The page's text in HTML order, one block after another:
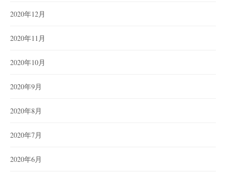
2020年12月
2020年11月
2020年10月
2020年9月
2020年8月
2020年7月
2020年6月